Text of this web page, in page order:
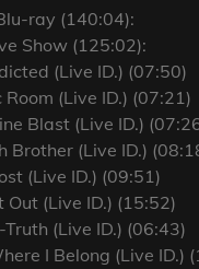
ray (140:04):
Show (125:02):
(Live ID.) (07:50)
Room (Live ID.) (07:21)
Blast (Live ID.)
Brother (Live ID.)
(Live ID.) (09:51)
Out (Live ID.) (15:52)
Truth (Live ID.) (06:43)
I Belong (Live ID.)